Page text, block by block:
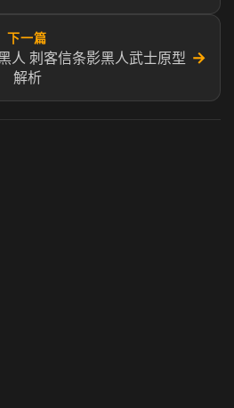
下一篇
人 刺客信条影黑人武士原型
解析
→